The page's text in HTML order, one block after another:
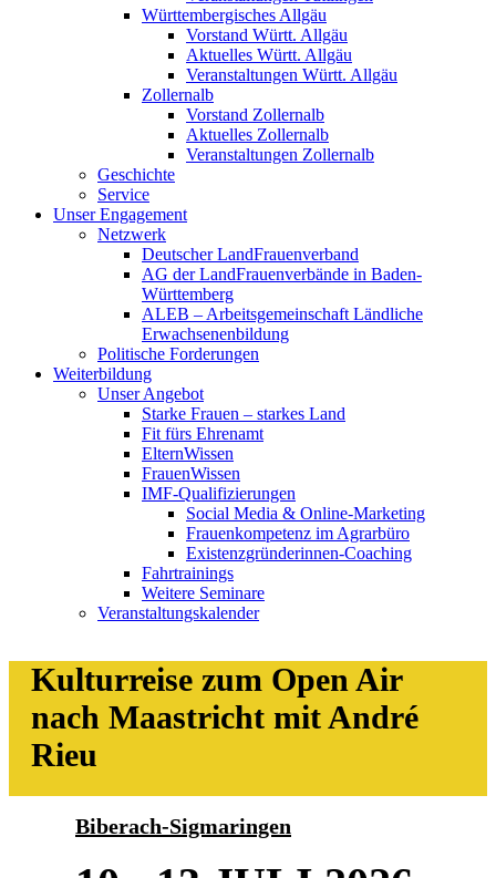
Württembergisches Allgäu
Vorstand Württ. Allgäu
Aktuelles Württ. Allgäu
Veranstaltungen Württ. Allgäu
Zollernalb
Vorstand Zollernalb
Aktuelles Zollernalb
Veranstaltungen Zollernalb
Geschichte
Service
Unser Engagement
Netzwerk
Deutscher LandFrauenverband
AG der LandFrauenverbände in Baden-
Württemberg
ALEB – Arbeitsgemeinschaft Ländliche
Erwachsenenbildung
Politische Forderungen
Weiterbildung
Unser Angebot
Starke Frauen – starkes Land
Fit fürs Ehrenamt
ElternWissen
FrauenWissen
IMF-Qualifizierungen
Social Media & Online-Marketing
Frauenkompetenz im Agrarbüro
Existenzgründerinnen-Coaching
Fahrtrainings
Weitere Seminare
Veranstaltungskalender
Kulturreise zum Open Air
nach Maastricht mit André
Rieu
Biberach-Sigmaringen